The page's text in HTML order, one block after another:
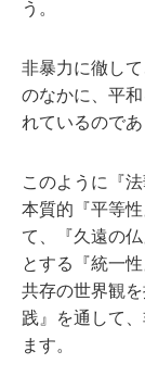
う。
非暴力に徹し
のなかに、平
れているのであ
このように『
本質的『平等
て、『久遠の
とする『統一
共存の世界観
践』を通して
ます。